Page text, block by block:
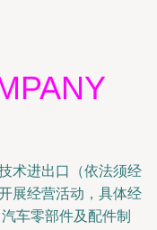
术进出口（依法须经
展经营活动，具体经
车零部件及配件制